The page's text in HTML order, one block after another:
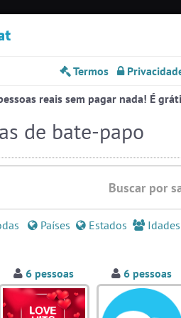
irc.brazink.net +6697
Entre numa sala de bate-
Espiar pessoas
#EstadosUnidos
#Amizade
#Denuncias
#Novanativa
#Brazink
Termos
reais sem pagar nada! É
de bate-papo
Países Estados Idades
6 pessoas 6 pessoas